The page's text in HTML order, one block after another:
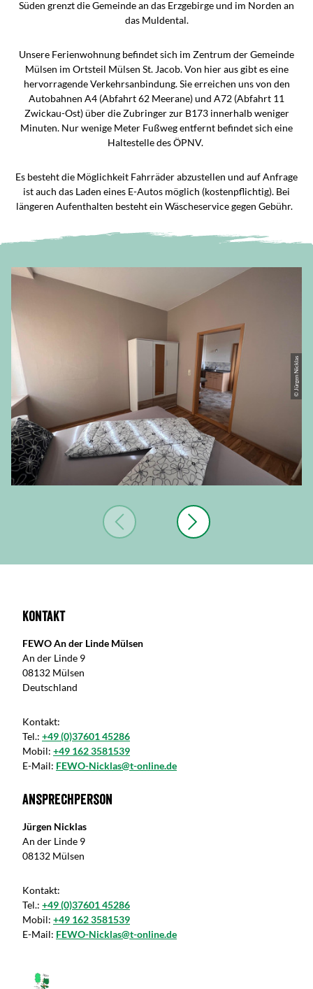
Süden grenzt die Gemeinde an das Erzgebirge und im Norden an
das Muldental.
Unsere Ferienwohnung befindet sich im Zentrum der Gemeinde
Mülsen im Ortsteil Mülsen St. Jacob. Von hier aus gibt es eine
hervorragende Verkehrsanbindung. Sie erreichen uns von den
Autobahnen A4 (Abfahrt 62 Meerane) und A72 (Abfahrt 11
Zwickau-Ost) über die Zubringer zur B173 innerhalb weniger
Minuten. Nur wenige Meter Fußweg entfernt befindet sich eine
Haltestelle des ÖPNV.
Es besteht die Möglichkeit Fahrräder abzustellen und auf Anfrage
ist auch das Laden eines E-Autos möglich (kostenpflichtig). Bei
längeren Aufenthalten besteht ein Wäscheservice gegen Gebühr.
© Jürgen Nicklas
Kontakt
FEWO An der Linde Mülsen
An der Linde 9
08132 Mülsen
Deutschland
Kontakt:
Tel.: +49 (0)37601 45286
Mobil: +49 162 3581539
E-Mail: FEWO-Nicklas@t-online.de
Ansprechperson
Jürgen Nicklas
An der Linde 9
08132 Mülsen
Kontakt:
Tel.: +49 (0)37601 45286
Mobil: +49 162 3581539
E-Mail: FEWO-Nicklas@t-online.de